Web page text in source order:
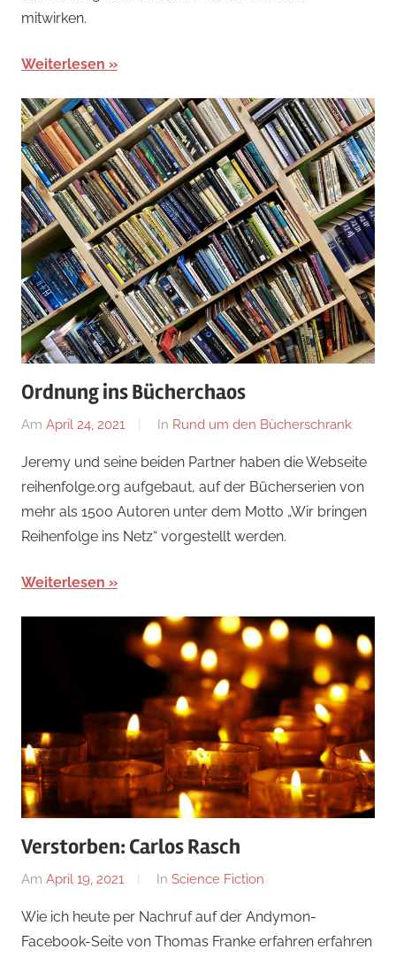
mitwirken.
Weiterlesen
Ordnung ins Bücherchaos
Am April 24, 2021
Von
In Rund um den Bücherschrank
Jeremy und seine beiden Partner haben die Webseite
reihenfolge.org aufgebaut, auf der Bücherserien von
mehr als 1500 Autoren unter dem Motto „Wir bringen
Reihenfolge ins Netz“ vorgestellt werden.
Weiterlesen
Verstorben: Carlos Rasch
Am April 19, 2021
Von
In Science Fiction
Wie ich heute per Nachruf auf der Andymon-
Facebook-Seite von Thomas Franke erfahren erfahren